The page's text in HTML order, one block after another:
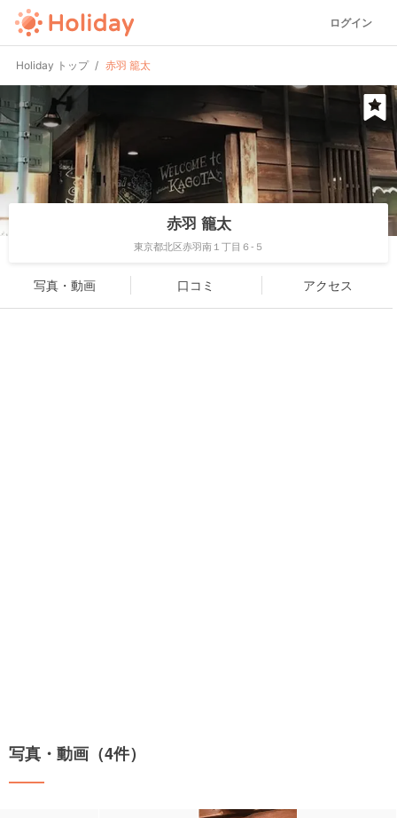
ログイン
Holiday トップ 赤羽 籠太
赤羽 籠太
東京都北区赤羽南１丁目６-５
写真・動画 口コミ アクセス
写真・動画（4件）